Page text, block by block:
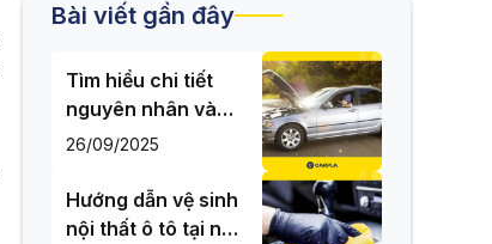
Bài viết gần đây
Tìm hiểu chi tiết
nguyên nhân và
cách khắc phục
máy
26/09/2025
Hướng dẫn vệ sinh
nội thất ô tô tại nhà